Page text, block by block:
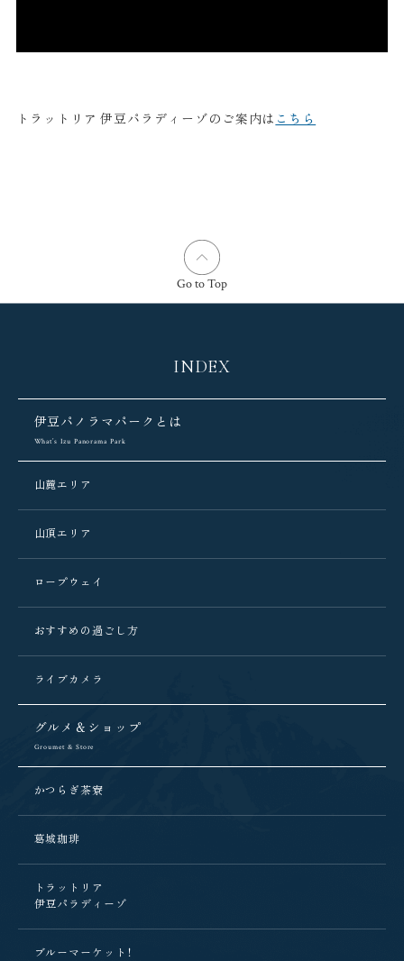
トラットリア 伊豆パラディーゾのご案内は こちら
Go to Top
INDEX
伊豆パノラマパークとは
What’s Izu Panorama Park
山麓エリア
山頂エリア
ロープウェイ
おすすめの過ごし方
ライブカメラ
グルメ＆ショップ
Groumet & Store
かつらぎ茶寮
葛城珈琲
トラットリア
伊豆パラディーゾ
ブルーマーケット！